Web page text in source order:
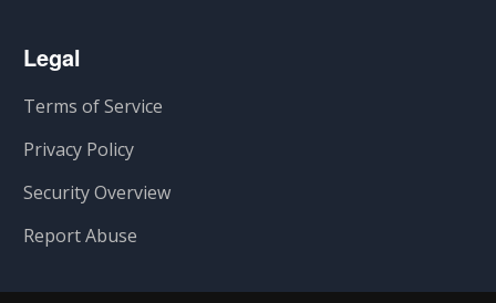
Legal
Terms of Service
Privacy Policy
Security Overview
Report Abuse